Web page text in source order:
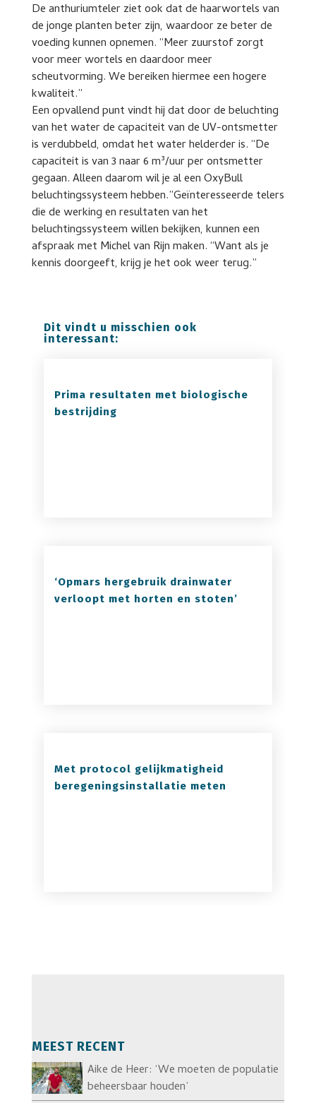
De anthuriumteler ziet ook dat de haarwortels van
de jonge planten beter zijn, waardoor ze beter de
voeding kunnen opnemen. “Meer zuurstof zorgt
voor meer wortels en daardoor meer
scheutvorming. We bereiken hiermee een hogere
kwaliteit.”
Een opvallend punt vindt hij dat door de beluchting
van het water de capaciteit van de UV-ontsmetter
is verdubbeld, omdat het water helderder is. “De
capaciteit is van 3 naar 6 m³/uur per ontsmetter
gegaan. Alleen daarom wil je al een OxyBull
beluchtingssysteem hebben.”Geïnteresseerde telers
die de werking en resultaten van het
beluchtingssysteem willen bekijken, kunnen een
afspraak met Michel van Rijn maken. “Want als je
kennis doorgeeft, krijg je het ook weer terug.”
Dit vindt u misschien ook
interessant:
Prima resultaten met biologische
bestrijding
‘Opmars hergebruik drainwater
verloopt met horten en stoten’
Met protocol gelijkmatigheid
beregeningsinstallatie meten
MEEST RECENT
Aike de Heer: ‘We moeten de populatie
beheersbaar houden’